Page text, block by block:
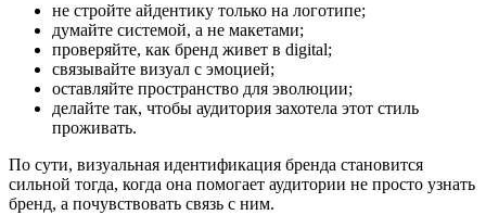
не стройте айдентику только на логотипе;
думайте системой, а не макетами;
проверяйте, как бренд живет в digital;
связывайте визуал с эмоцией;
оставляйте пространство для эволюции;
делайте так, чтобы аудитория захотела этот стиль
проживать.
По сути, визуальная идентификация бренда становится
сильной тогда, когда она помогает аудитории не просто узнать
бренд, а почувствовать связь с ним.